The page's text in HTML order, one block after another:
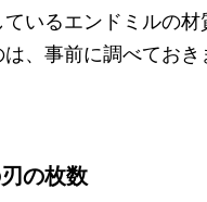
いるエンドミルの
、事前に調べておき
の枚数